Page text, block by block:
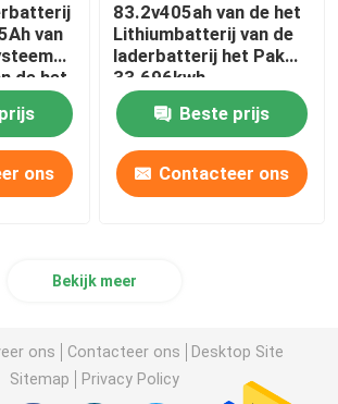
van
de het
ons
83.2v405ah van de het
Lithiumbatterij van de
laderbatterij het Pak
33.696kwh
Beste prijs
Contacteer ons
Bekijk meer
ons Contacteer ons
Desktop Site
Sitemap
Privacy Policy